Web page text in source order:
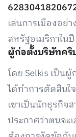
เล่นการเมืองอย่
สหรัฐอเมริกาใน
ผู้ก่อตั้งบริษัทคริ
โดย Selkis เป็น
ได้ทำการตัดสินใ
เขาเป็นนักธุรกิจ
ประกาศว่าตนจะ